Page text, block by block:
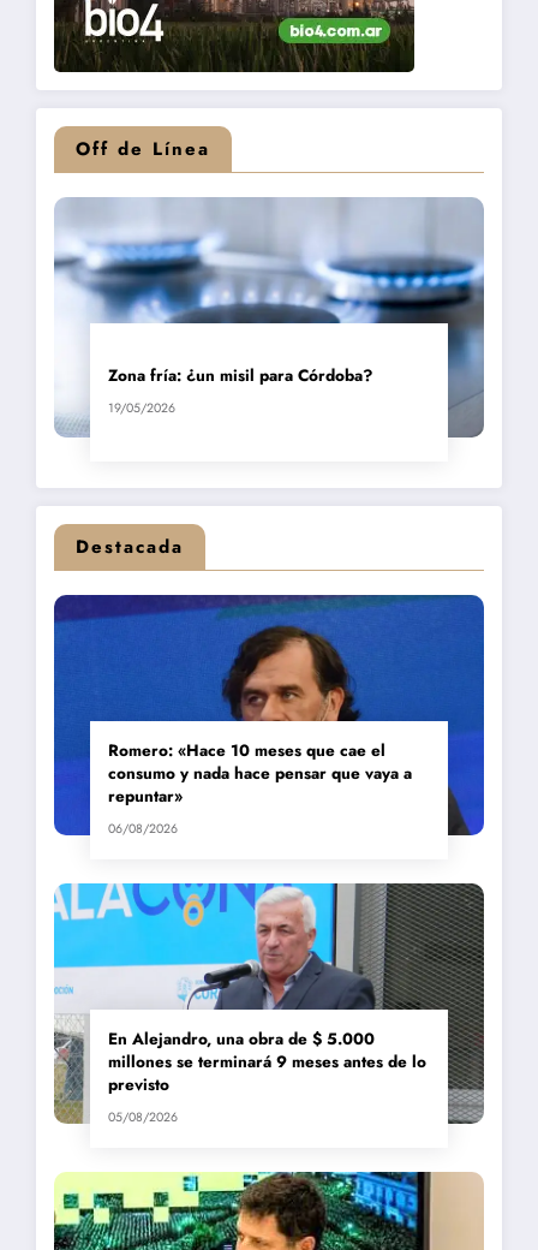
Off de Línea
Zona fría: ¿un misil para Córdoba?
19/05/2026
Destacada
Romero: «Hace 10 meses que cae el
consumo y nada hace pensar que vaya a
repuntar»
06/08/2026
En Alejandro, una obra de $ 5.000
millones se terminará 9 meses antes de lo
previsto
05/08/2026